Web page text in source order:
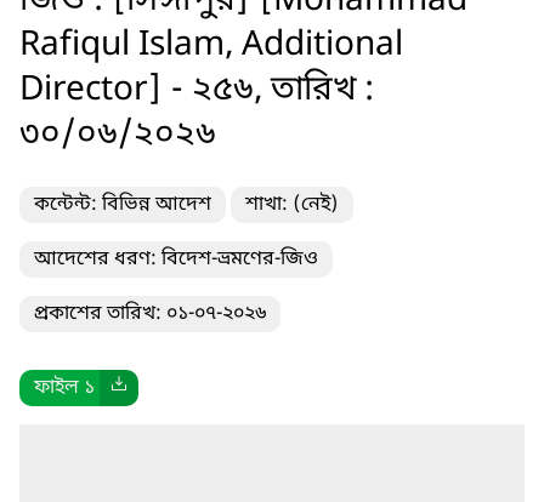
Rafiqul Islam, Additional
Director] - ২৫৬, তারিখ :
৩০/০৬/২০২৬
কন্টেন্ট: বিভিন্ন আদেশ শাখা: (নেই)
আদেশের ধরণ: বিদেশ-ভ্রমণের-জিও
প্রকাশের তারিখ: ০১-০৭-২০২৬
ফাইল ১